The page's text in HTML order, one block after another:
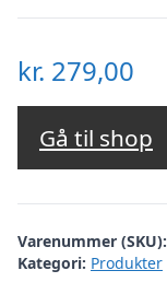
kr. 279,00
Gå til shop
Varenummer (SKU):
Kategori: Produkter